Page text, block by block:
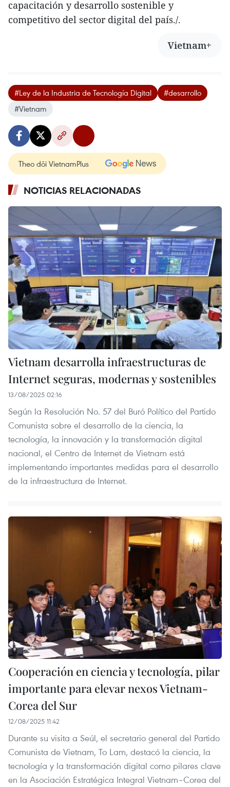
capacitación y desarrollo sostenible y
competitivo del sector digital del país./.
Vietnam+
#Ley de la Industria de Tecnología Digital
#desarrollo
#Vietnam
Theo dõi VietnamPlus
NOTICIAS RELACIONADAS
Vietnam desarrolla infraestructuras de
Internet seguras, modernas y sostenibles
13/08/2025 02:16
Según la Resolución No. 57 del Buró Político del Partido
Comunista sobre el desarrollo de la ciencia, la
tecnología, la innovación y la transformación digital
nacional, el Centro de Internet de Vietnam está
implementando importantes medidas para el desarrollo
de la infraestructura de Internet.
Cooperación en ciencia y tecnología, pilar
importante para elevar nexos Vietnam-
Corea del Sur
12/08/2025 11:42
Durante su visita a Seúl, el secretario general del Partido
Comunista de Vietnam, To Lam, destacó la ciencia, la
tecnología y la transformación digital como pilares clave
en la Asociación Estratégica Integral Vietnam–Corea del